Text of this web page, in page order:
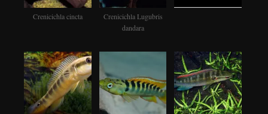
Crenicichla cincta
Crenicichla Lugubris
dandara